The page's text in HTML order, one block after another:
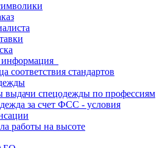
соответствия стандартов
спецодежды по профессиям
за счет ФСС - условия
работы на высоте